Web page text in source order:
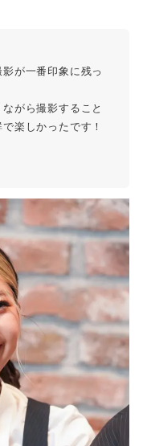
影が一番印象に残っ
がら撮影すること
楽しかったです！